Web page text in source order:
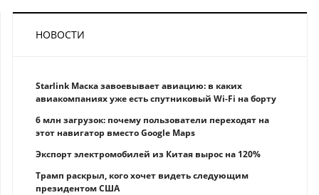
НОВОСТИ
Starlink Маска завоевывает авиацию: в каких
авиакомпаниях уже есть спутниковый Wi-Fi на борту
6 млн загрузок: почему пользователи переходят на
этот навигатор вместо Google Maps
Экспорт электромобилей из Китая вырос на 120%
Трамп раскрыл, кого хочет видеть следующим
президентом США